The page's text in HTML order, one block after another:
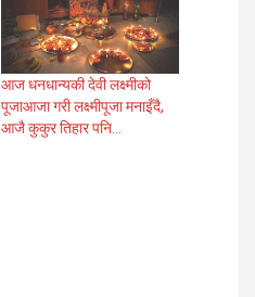
आज धनधान्यकी देवी लक्ष्मीको
पूजाआजा गरी लक्ष्मीपूजा मनाइँदै,
आजै कुकुर तिहार पनि…